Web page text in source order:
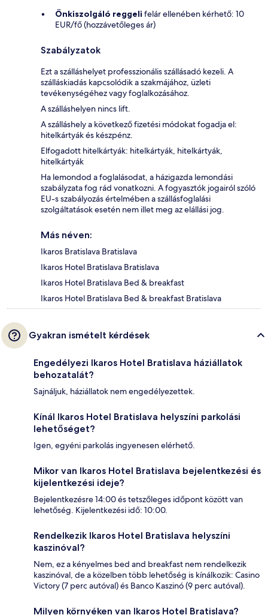
Önkiszolgáló reggeli felár ellenében kérhető: 10
EUR/fő (hozzávetőleges ár)
Szabályzatok
Ezt a szálláshelyet professzionális szállásadó kezeli. A
szálláskiadás kapcsolódik a szakmájához, üzleti
tevékenységéhez vagy foglalkozásához.
A szálláshelyen nincs lift.
A szálláshely a következő fizetési módokat fogadja el:
hitelkártyák és készpénz.
Elfogadott hitelkártyák: hitelkártyák, hitelkártyák,
hitelkártyák
Ha lemondod a foglalásodat, a házigazda lemondási
szabályzata fog rád vonatkozni. A fogyasztók jogairól szóló
EU-s szabályozás értelmében a szállásfoglalási
szolgáltatások esetén nem illet meg az elállási jog.
Más néven:
Ikaros Bratislava Bratislava
Ikaros Hotel Bratislava Bratislava
Ikaros Hotel Bratislava Bed & breakfast
Ikaros Hotel Bratislava Bed & breakfast Bratislava
Gyakran ismételt kérdések
Engedélyezi Ikaros Hotel Bratislava háziállatok
behozatalát?
Sajnáljuk, háziállatok nem engedélyezettek.
Kínál Ikaros Hotel Bratislava helyszíni parkolási
lehetőséget?
Igen, egyéni parkolás ingyenesen elérhető.
Mikor van Ikaros Hotel Bratislava bejelentkezési és
kijelentkezési ideje?
Bejelentkezésre 14:00 és tetszőleges időpont között van
lehetőség. Kijelentkezési idő: 10:00.
Rendelkezik Ikaros Hotel Bratislava helyszíni
kaszinóval?
Nem, ez a kényelmes bed and breakfast nem rendelkezik
kaszinóval, de a közelben több lehetőség is kínálkozik: Casino
Victory (7 perc autóval) és Banco Kaszinó (9 perc autóval).
Milyen környéken van Ikaros Hotel Bratislava?